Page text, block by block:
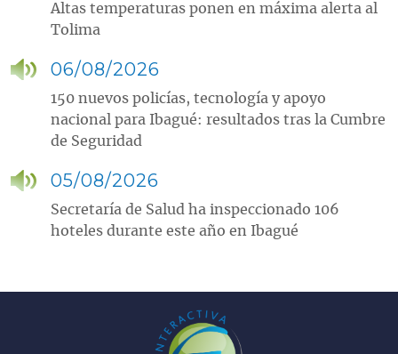
Altas temperaturas ponen en máxima alerta al
Tolima
06/08/2026
150 nuevos policías, tecnología y apoyo
nacional para Ibagué: resultados tras la Cumbre
de Seguridad
05/08/2026
Secretaría de Salud ha inspeccionado 106
hoteles durante este año en Ibagué